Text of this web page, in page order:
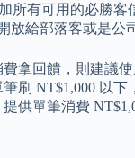
所有可用的必勝
放給部落客或是公
拿回饋，則建議
刷 NT$1,000 以
供單筆消費